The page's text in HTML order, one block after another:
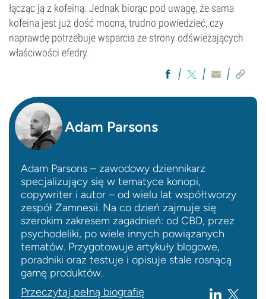
łącząc ją z kofeiną. Jednak biorąc pod uwagę, że sama
kofeina jest już dość mocna, trudno powiedzieć, czy
naprawdę potrzebuje wsparcia ze strony odświeżających
właściwości efedry.
Adam Parsons
Adam Parsons – zawodowy dziennikarz
specjalizujący się w tematyce konopi,
copywriter i autor – od wielu lat współtworzy
zespół Zamnesii. Na co dzień zajmuje się
szerokim zakresem zagadnień: od CBD, przez
psychodeliki, po wiele innych powiązanych
tematów. Przygotowuje artykuły blogowe,
poradniki oraz testuje i opisuje stale rosnącą
gamę produktów.
Przeczytaj pełną biografię